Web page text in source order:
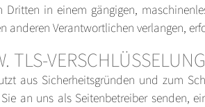
Dritten in einem gängigen,
anderen Verantwortlichen verlangen,
TLS-VERSCHLÜSSELUNG
aus Sicherheitsgründen und zum
an uns als Seitenbetreiber senden,